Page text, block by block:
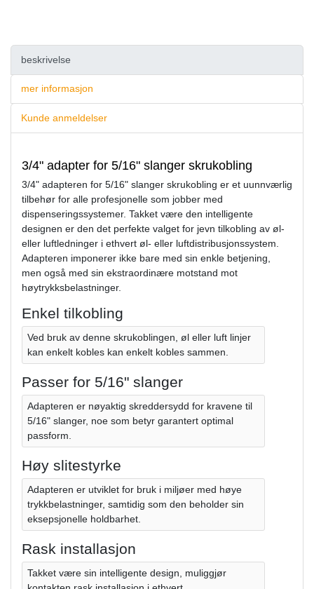
beskrivelse
mer informasjon
Kunde anmeldelser
3/4" adapter for 5/16" slanger skrukobling
3/4" adapteren for 5/16" slanger skrukobling er et uunnværlig
tilbehør for alle profesjonelle som jobber med
dispenseringssystemer. Takket være den intelligente
designen er den det perfekte valget for jevn tilkobling av øl-
eller luftledninger i ethvert øl- eller luftdistribusjonssystem.
Adapteren imponerer ikke bare med sin enkle betjening,
men også med sin ekstraordinære motstand mot
høytrykksbelastninger.
Enkel tilkobling
Ved bruk av denne skrukoblingen, øl eller luft linjer
kan enkelt kobles kan enkelt kobles sammen.
Passer for 5/16" slanger
Adapteren er nøyaktig skreddersydd for kravene til
5/16" slanger, noe som betyr garantert optimal
passform.
Høy slitestyrke
Adapteren er utviklet for bruk i miljøer med høye
trykkbelastninger, samtidig som den beholder sin
eksepsjonelle holdbarhet.
Rask installasjon
Takket være sin intelligente design, muliggjør